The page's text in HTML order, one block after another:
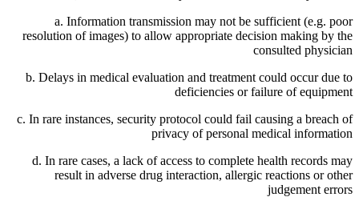
a. Information transmission may not be sufficient (e.g. poor
resolution of images) to allow appropriate decision making by the
consulted physician
b. Delays in medical evaluation and treatment could occur due to
deficiencies or failure of equipment
c. In rare instances, security protocol could fail causing a breach of
privacy of personal medical information
d. In rare cases, a lack of access to complete health records may
result in adverse drug interaction, allergic reactions or other
judgement errors